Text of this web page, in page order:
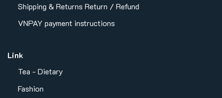
Shipping & Returns Return / Refund
VNPAY payment instructions
Link
Tea - Dietary
Fashion